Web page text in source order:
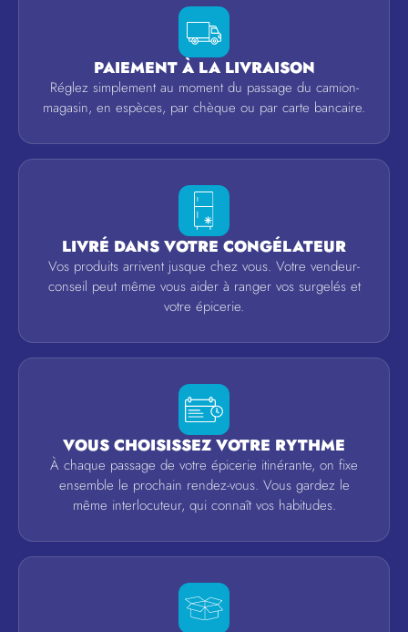
PAIEMENT À LA LIVRAISON
Réglez simplement au moment du passage du camion-
magasin, en espèces, par chèque ou par carte bancaire.
LIVRÉ DANS VOTRE CONGÉLATEUR
Vos produits arrivent jusque chez vous. Votre vendeur-
conseil peut même vous aider à ranger vos surgelés et
votre épicerie.
VOUS CHOISISSEZ VOTRE RYTHME
À chaque passage de votre épicerie itinérante, on fixe
ensemble le prochain rendez-vous. Vous gardez le
même interlocuteur, qui connaît vos habitudes.